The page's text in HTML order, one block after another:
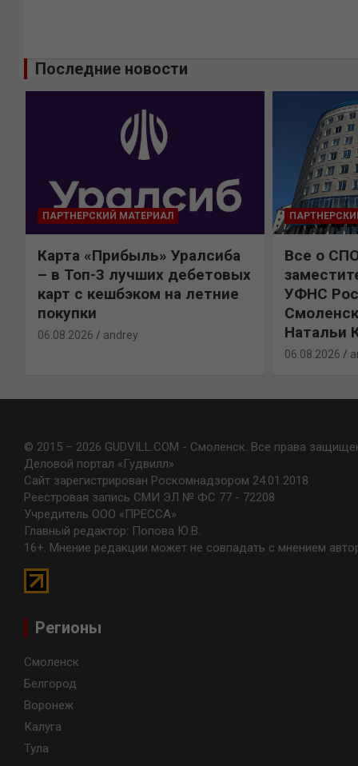
Последние новости
ПАРТНЕРСКИЙ МАТЕРИАЛ
Карта «Прибыль» Уралсиба
– в Топ-3 лучших дебетовых
карт с кешбэком на летние
покупки
06.08.2026 andrey
Все о
УФНС
Натальи
06.08.2026
© 2015 – 2026 GUDVILL.COM - Смоленск. Все права
Деловой портал «Гудвилл»
Сайт зарегистрирован Роскомнадзором 24.01.2018
Реестровая запись СМИ ЭЛ № ФС 77 - 72208
Учредитель ООО «ПРЕССА»
Главный редактор: Попова Ю.В.
16+. Мнение редакции может не совпадать с мнением
Регионы
Смоленск
Белгород
Воронеж
Калуга
Тула